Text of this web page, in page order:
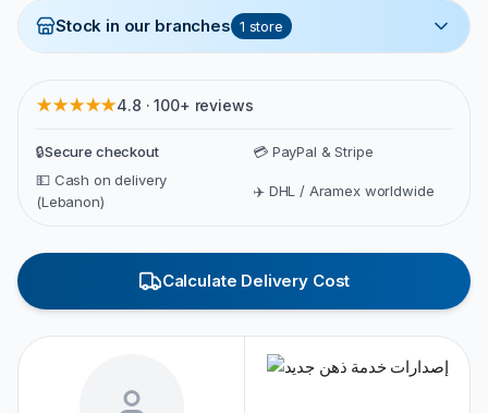
Stock in our branches 1 store
★★★★★4.8 · 100+ reviews
🔒Secure checkout
💳 PayPal & Stripe
💵 Cash on delivery
(Lebanon)
✈️ DHL / Aramex worldwide
Calculate Delivery Cost